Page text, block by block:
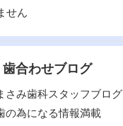
せん
歯合わせブログ
さみ歯科スタッフブログ
の為になる情報満載